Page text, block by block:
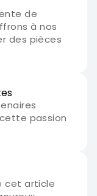
de
à nos
des pièces
passion
cet article